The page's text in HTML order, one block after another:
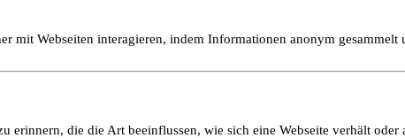
mit Webseiten interagieren, indem Informationen anonym gesammelt
erinnern, die die Art beeinflussen, wie sich eine Webseite verhält